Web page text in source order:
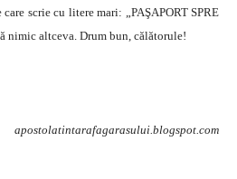
scrie cu litere mari: „PAŞAPORT SPRE
nimic altceva. Drum bun, călătorule!
apostolatintarafagarasului.blogspot.com